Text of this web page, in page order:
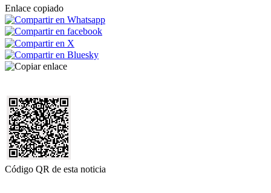
Enlace copiado
Código QR de esta noticia